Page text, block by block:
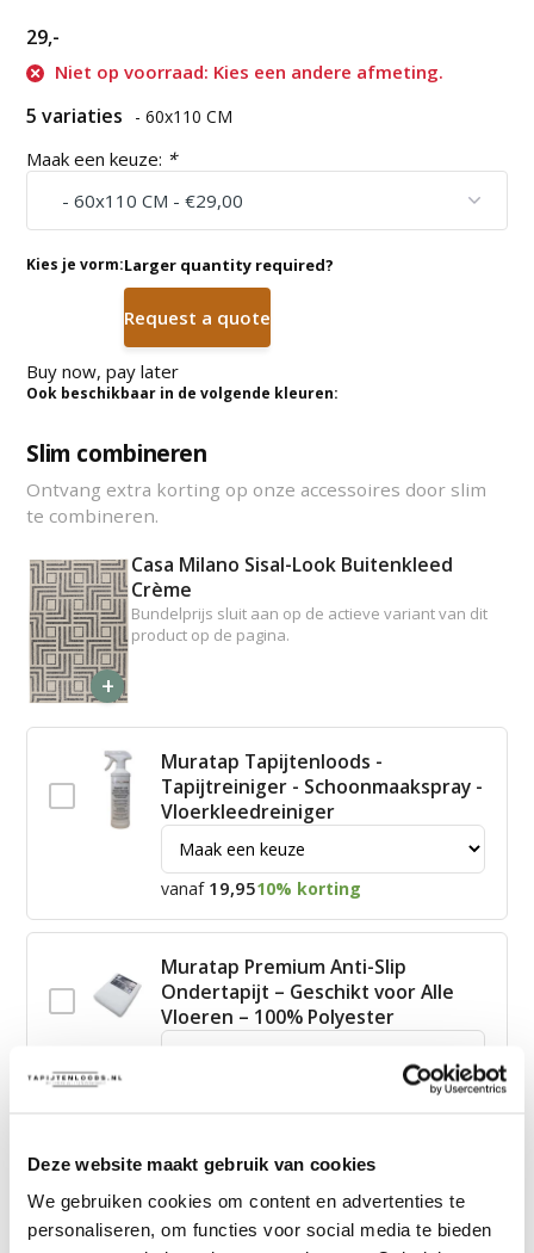
Deze website maakt gebruik van cookies
We gebruiken cookies om content en advertenties te
personaliseren, om functies voor social media te bieden
29,-
Niet op voorraad: Kies een andere afmeting.
5 variaties - 60x110 CM
Maak een keuze: *
Kies je vorm:Larger quantity required?
Request a quote
Buy now, pay later
Ook beschikbaar in de volgende kleuren:
Slim combineren
Ontvang extra korting op onze accessoires door slim
te combineren.
+
Casa Milano Sisal-Look Buitenkleed
Crème
Bundelprijs sluit aan op de actieve variant van dit
product op de pagina.
Muratap Tapijtenloods -
Tapijtreiniger - Schoonmaakspray -
Vloerkleedreiniger
vanaf 19,9510% korting
Muratap Premium Anti-Slip
Ondertapijt – Geschikt voor Alle
Vloeren – 100% Polyester
James Vloerkleed Schoonmaakset
| Complete Reinigingsset voor
Tapijt